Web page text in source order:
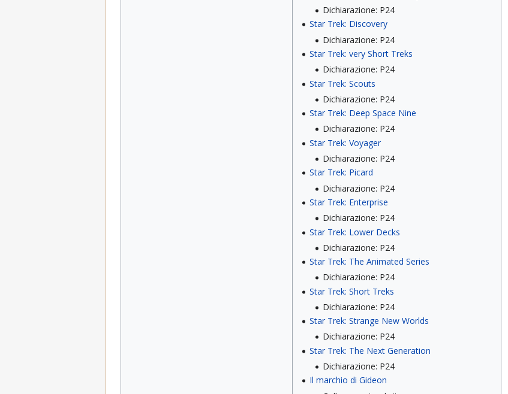
Dichiarazione: P24
Star Trek: Discovery
Dichiarazione: P24
Star Trek: very Short Treks
Dichiarazione: P24
Star Trek: Scouts
Dichiarazione: P24
Star Trek: Deep Space Nine
Dichiarazione: P24
Star Trek: Voyager
Dichiarazione: P24
Star Trek: Picard
Dichiarazione: P24
Star Trek: Enterprise
Dichiarazione: P24
Star Trek: Lower Decks
Dichiarazione: P24
Star Trek: The Animated Series
Dichiarazione: P24
Star Trek: Short Treks
Dichiarazione: P24
Star Trek: Strange New Worlds
Dichiarazione: P24
Star Trek: The Next Generation
Dichiarazione: P24
Il marchio di Gideon